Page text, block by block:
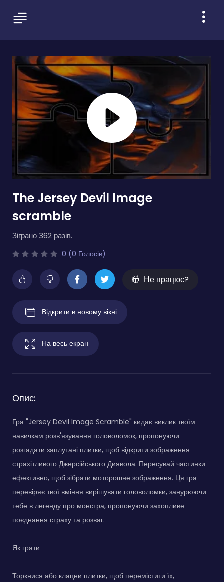
The Jersey Devil Image
scramble
Зіграно 362 разів.
0 (0 Голосів)
Не працює?
Відкрити в новому вікні
На весь екран
Опис:
Гра "Jersey Devil Image Scramble" кидає виклик твоїм
навичкам розв'язування головоломок, пропонуючи
розгадати заплутані плитки, щоб відкрити зображення
страхітливого Джерсійського Диявола. Пересувай частинки
ефективно, щоб зібрати моторошне зображення. Ця гра
перевіряє твої вміння вирішувати головоломки, занурюючи
тебе в легенду про монстра, пропонуючи захопливе
поєднання страху та розваг.
Як грати
Торкнися або клацни плитки, щоб перемістити їх,